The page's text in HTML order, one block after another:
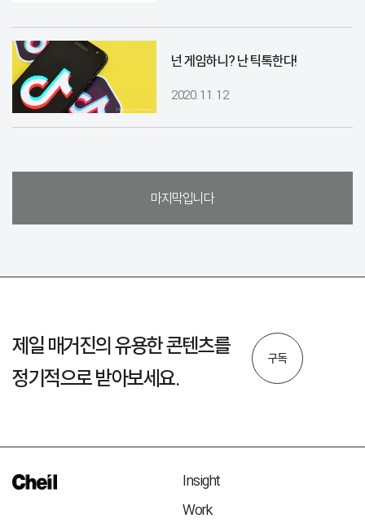
넌 게임하니? 난 틱톡한다!
2020. 11. 12
마지막입니다
제일 매거진의 유용한 콘텐츠를
정기적으로 받아보세요.
구독
Insight
Work